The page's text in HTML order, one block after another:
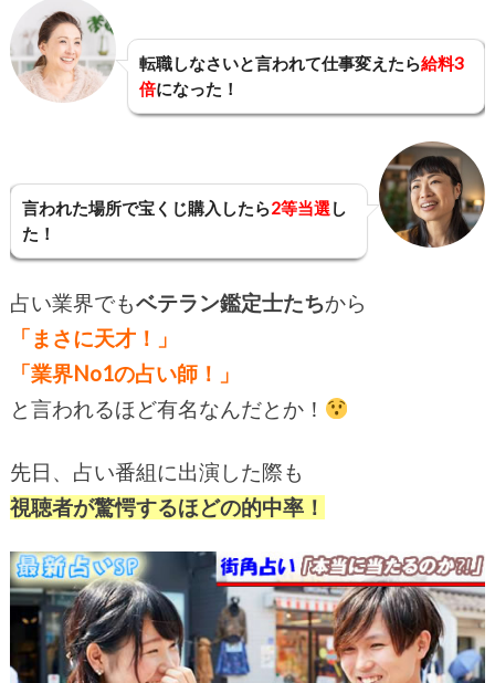
転職しなさいと言われて仕事変えたら給料3
倍になった！
言われた場所で宝くじ購入したら2等当選 し
た！
占い業界でもベテラン鑑定士たちから
「まさに天才！」
「業界No1の占い師！」
と言われるほど有名なんだとか！
先日、占い番組に出演した際も
視聴者が驚愕するほどの的中率！